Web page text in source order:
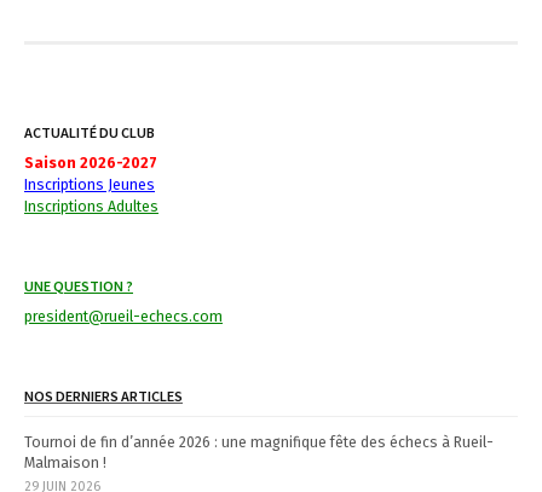
o
n
ACTUALITÉ DU CLUB
Saison 2026-2027
Inscriptions Jeunes
Inscriptions Adultes
UNE QUESTION ?
president@rueil-echecs.com
NOS DERNIERS ARTICLES
Tournoi de fin d’année 2026 : une magnifique fête des échecs à Rueil-
Malmaison !
29 JUIN 2026